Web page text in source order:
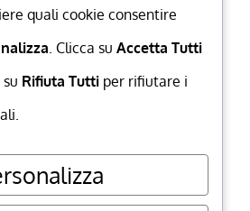
quali cookie consentire
. Clicca su Accetta Tutti
Rifiuta Tutti per rifiutare i